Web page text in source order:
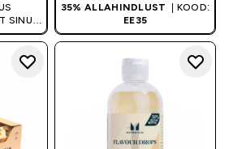
SINU
35% ALLAHINDLUST
| KOOD:
EE35